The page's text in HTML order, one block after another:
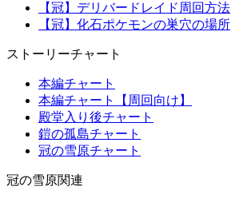
【冠】デリバードレイド周回方法
【冠】化石ポケモンの巣穴の場所
ストーリーチャート
本編チャート
本編チャート【周回向け】
殿堂入り後チャート
鎧の孤島チャート
冠の雪原チャート
冠の雪原関連